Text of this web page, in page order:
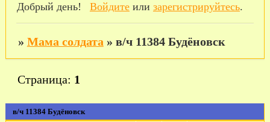
Добрый день! Войдитеили зарегистрируйтесь.
» Мама солдата » в/ч 11384 Будёновск
в/ч 11384 Будёновск
Страница: 1